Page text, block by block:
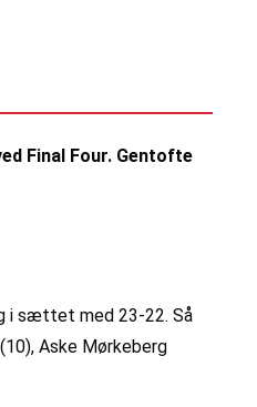
Final Four. Gentofte
i sættet med 23-22. Så
Aske Mørkeberg